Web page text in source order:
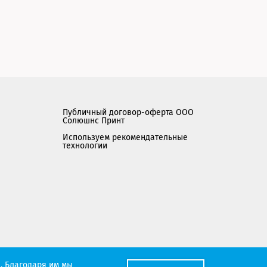
Публичный договор-оферта ООО
Солюшнс Принт
Используем рекомендательные
технологии
Мы работаем с порталом поставщиков
Благодаря им мы